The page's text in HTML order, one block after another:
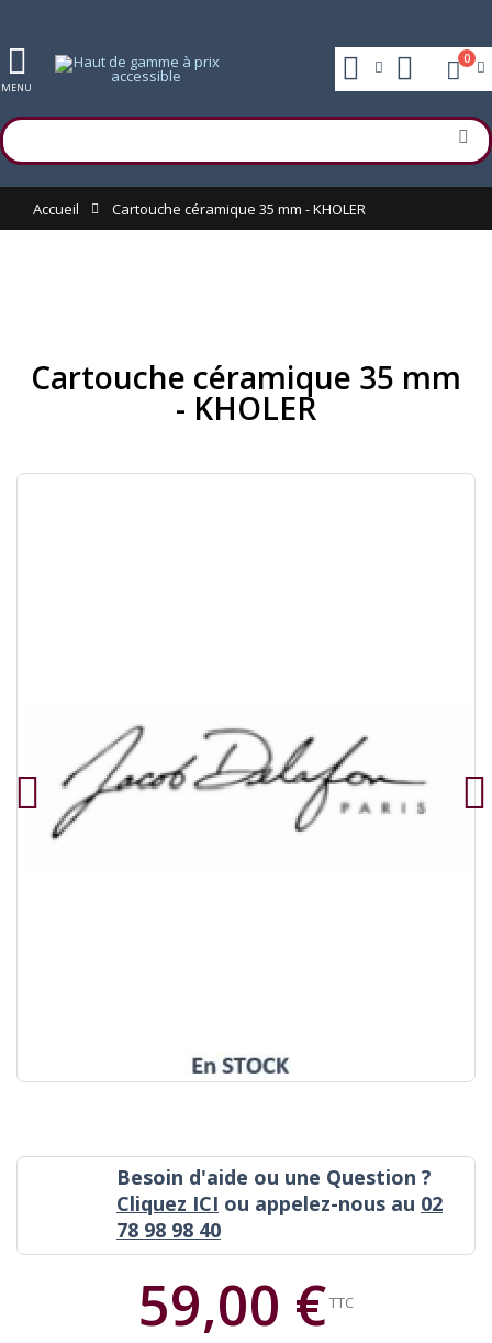
MENU
0
Accueil Cartouche céramique 35 mm - KHOLER
Cartouche céramique 35 mm
- KHOLER
Besoin d'aide ou une Question ?
Cliquez ICI ou appelez-nous au 02
78 98 98 40
59,00 €TTC